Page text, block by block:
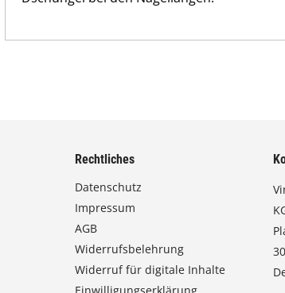
Rechtliches
Datenschutz
Impressum
AGB
Widerrufsbelehrung
Widerruf für digitale Inhalte